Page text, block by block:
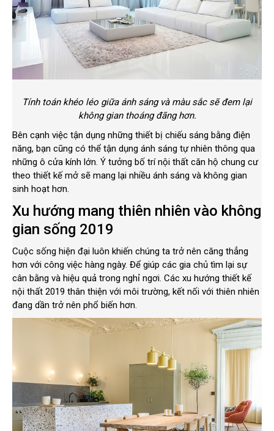
Tính toán khéo léo giữa ánh sáng và màu sắc sẽ đem lại
không gian thoáng đãng hơn.
Bên cạnh việc tận dụng những thiết bị chiếu sáng bằng điện
năng, bạn cũng có thể tận dụng ánh sáng tự nhiên thông qua
những ô cửa kính lớn. Ý tưởng bố trí nội thất căn hộ chung cư
theo thiết kế mở sẽ mang lại nhiều ánh sáng và không gian
sinh hoạt hơn.
Xu hướng mang thiên nhiên vào không
gian sống 2019
Cuộc sống hiện đại luôn khiến chúng ta trở nên căng thẳng
hơn với công việc hàng ngày. Để giúp các gia chủ tìm lại sự
cân bằng và hiệu quả trong nghỉ ngơi. Các xu hướng thiết kế
nội thất 2019 thân thiện với môi trường, kết nối với thiên nhiên
đang dần trở nên phổ biến hơn.